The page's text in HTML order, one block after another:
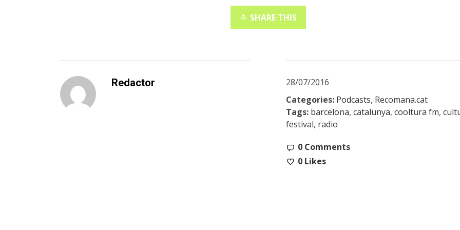
SHARE THIS
Redactor
28/07/2016
Categories: Podcasts, Recomana.cat
Tags: barcelona,catalunya,cooltura fm,
festival, radio
0 Comments
0 Likes